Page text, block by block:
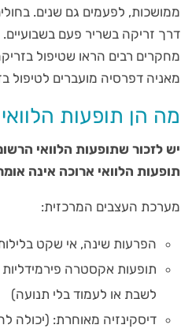
ממושכות, לפעמים גם שנים.
דרך זריקה בשריר פעם בשבועיים.
מחקרים רבים הראו שטיפול
מאניה דפרסיה מועברים לטיפול
מה הן תופעות
יש לזכור שתופעות הלוואי
תופעות הלוואי ארוכה אינה
מערכת העצבים המרכזית:
הפרעות שינה, אי שקט
תופעות אקסטרה פירמידליות
לשבת או לעמוד בלי תנועה)
דיסקינזיה מאוחרת: (יכולה